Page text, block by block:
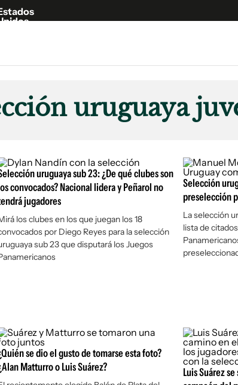
Fúnebres
Publicaciones
Newsletters
Argentina
España
Estados Unidos
Siguenos en:
uruguaya
uruguaya sub 23: ¿De qué clubes son
convocados? Nacional lidera y Peñarol no
jugadores
los clubes en los que juegan los 18
por Diego Reyes para la selección
sub 23 que disputará los Juegos
Selección
preselección
La selección
lista de
se dio el gusto de tomarse esta foto?
Matturro o Luis Suárez?
Luis Suárez